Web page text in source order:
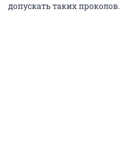
допускать таких проколов.